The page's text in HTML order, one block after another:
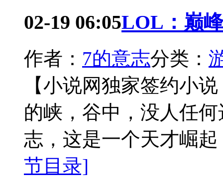
02-19 06:05LOL：巅
作者： 7的意志分类：
【小说网独家签约小
的峡，谷中，没人任
志，这是一个天才崛
节目录]